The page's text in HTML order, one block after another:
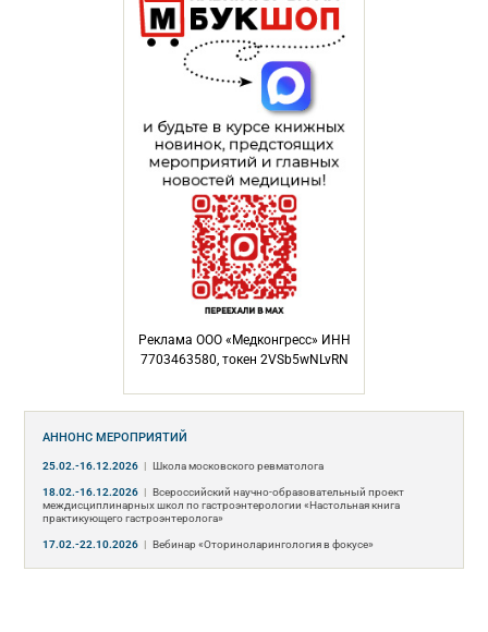
Реклама ООО «Медконгресс» ИНН
7703463580, токен 2VSb5wNLvRN
АННОНС МЕРОПРИЯТИЙ
25.02.-16.12.2026 | Школа московского ревматолога
18.02.-16.12.2026 | Всероссийский научно-образовательный проект
междисциплинарных школ по гастроэнтерологии «Настольная книга
практикующего гастроэнтеролога»
17.02.-22.10.2026 | Вебинар «Оториноларингология в фокусе»